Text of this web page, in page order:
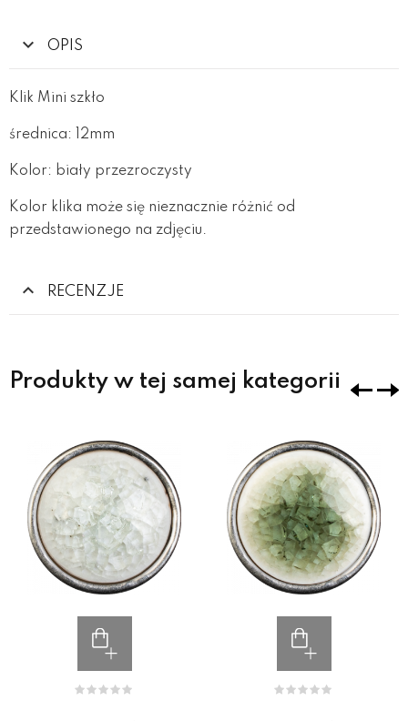
OPIS
Klik Mini szkło
średnica: 12mm
Kolor: biały przezroczysty
Kolor klika może się nieznacznie różnić od
przedstawionego na zdjęciu.
RECENZJE
Produkty w tej samej kategorii